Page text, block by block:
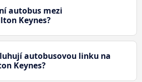
autobus mezi
Keynes?
autobusovou linku na
Keynes?